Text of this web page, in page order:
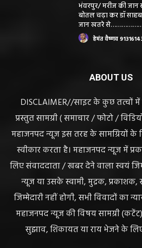
भंवरपुर/ मरीज की
बोतल चढ़ा कर डॉ
जान खतरे
हेमंत वैष्णव
ABOUT US
DISCLAIMER//साइट के कुछ तत्वों में
प्रस्तुत सामग्री ( समाचार / फोटो /
महाजनपद न्यूज इस तरह के सामग्रियों के
स्वीकार करता है। महाजनपद न्यूज में
लिए संवाददाता / खबर देने वाला स्वयं
न्यूज या उसके स्वामी, मुद्रक,
जिम्मेदारी नहीं होगी, सभी विवादों का
महाजनपद न्यूज की विषय सामग्री
सुझाव, शिकायत या राय भेजने के